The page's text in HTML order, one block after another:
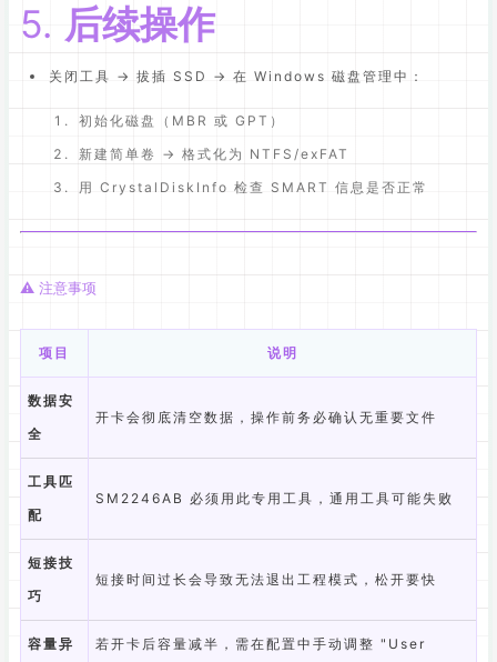
5. 后续操作
关闭工具 → 拔插 SSD → 在 Windows 磁盘管理中：
初始化磁盘（MBR 或 GPT）
新建简单卷 → 格式化为 NTFS/exFAT
用 CrystalDiskInfo 检查 SMART 信息是否正常
⚠️ 注意事项
项目 说明
数据安
全
开卡会彻底清空数据，操作前务必确认无重要文件
工具匹
配
SM2246AB 必须用此专用工具，通用工具可能失败
短接技
巧
短接时间过长会导致无法退出工程模式，松开要快
容量异
若开卡后容量减半，需在配置中手动调整 "User